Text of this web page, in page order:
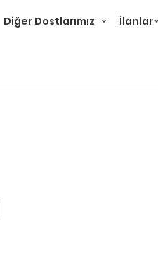
Diğer Dostlarımız İlanlar